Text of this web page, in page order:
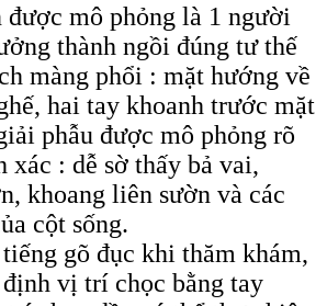
được mô phỏng là 1 người
thành ngồi đúng tư thế
màng phổi : mặt hướng về
hai tay khoanh trước mặt
phẫu được mô phỏng rõ
xác : dễ sờ thấy bả vai,
khoang liên sườn và các
cột sống.
gõ đục khi thăm khám,
vị trí chọc bằng tay